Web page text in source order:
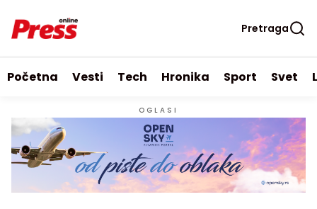
Pretraga
Početna Vesti Tech Hronika Sport Svet
OGLASI